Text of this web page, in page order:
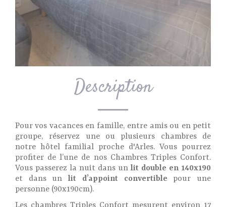
Description
Pour vos vacances en famille, entre amis ou en petit
groupe, réservez une ou plusieurs chambres de
notre hôtel familial proche d'Arles. Vous pourrez
profiter de l’une de nos Chambres Triples Confort.
Vous passerez la nuit dans un lit double en 140x190
et dans unlit d’appoint convertible pour une
personne (90x190cm).